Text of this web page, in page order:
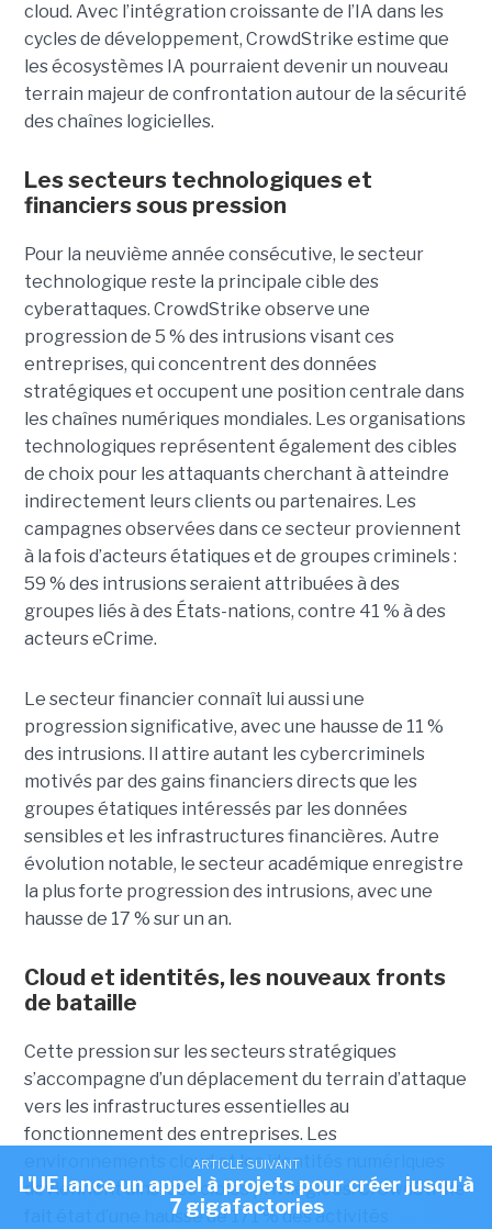
cloud. Avec l’intégration croissante de l’IA dans les
cycles de développement, CrowdStrike estime que
les écosystèmes IA pourraient devenir un nouveau
terrain majeur de confrontation autour de la sécurité
des chaînes logicielles.
Les secteurs technologiques et
financiers sous pression
Pour la neuvième année consécutive, le secteur
technologique reste la principale cible des
cyberattaques. CrowdStrike observe une
progression de 5 % des intrusions visant ces
entreprises, qui concentrent des données
stratégiques et occupent une position centrale dans
les chaînes numériques mondiales. Les organisations
technologiques représentent également des cibles
de choix pour les attaquants cherchant à atteindre
indirectement leurs clients ou partenaires. Les
campagnes observées dans ce secteur proviennent
à la fois d’acteurs étatiques et de groupes criminels :
59 % des intrusions seraient attribuées à des
groupes liés à des États-nations, contre 41 % à des
acteurs eCrime.
Le secteur financier connaît lui aussi une
progression significative, avec une hausse de 11 %
des intrusions. Il attire autant les cybercriminels
motivés par des gains financiers directs que les
groupes étatiques intéressés par les données
sensibles et les infrastructures financières. Autre
évolution notable, le secteur académique enregistre
la plus forte progression des intrusions, avec une
hausse de 17 % sur un an.
Cloud et identités, les nouveaux fronts
de bataille
Cette pression sur les secteurs stratégiques
s’accompagne d’un déplacement du terrain d’attaque
vers les infrastructures essentielles au
fonctionnement des entreprises. Les
environnements cloud et les identités numériques
deviennent ainsi des cibles privilégiées. CrowdStrike
fait état d’une hausse de 171 % des activités
ARTICLE SUIVANT
L'UE lance un appel à projets pour créer jusqu'à
7 gigafactories